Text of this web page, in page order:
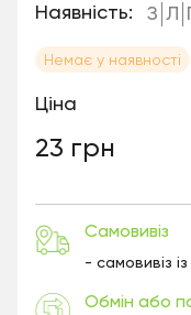
Немає у наявності
Наявність: З Л
Ціна
23 грн
Самовивіз
- самовивіз
Обмін або